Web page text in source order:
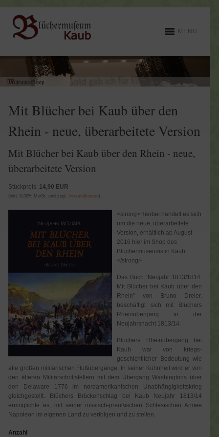
MENU
Mit Blücher bei Kaub über den
Rhein - neue, überarbeitete Version
Mit Blücher bei Kaub über den Rhein - neue,
überarbeitete Version
Stückpreis: 14,90 EUR
(inkl. 0,00% MwSt. und zzgl.Versandkosten)
<strong>Hierbei handelt es sich
um die neue, überarbeitete
Version, erhältlich ab August
2016 hier im Shop des
Blüchermuseums in Kaub.
</strong>
Das Buch “Neujahr 1813/1814:
Mit Blücher bei Kaub über den
Rhein” von Bruno Dreier,
beschäftigt sich mit Blüchers
Rheinübergang in der
Neujahrsnacht 1813/14.
Blüchers Rheinübergang bei
Kaub war von kriegs-
geschichtlicher Bedeutung wie
alle großen militärischen Flußübergänge. In seiner Kühnheit wird er von
den älteren Militärschriftstellern mit dem Übergang Washingtons über
den Delaware 1776 im nordamerikanischen Unabhängigkeitskrieg
gleichgestellt. Blüchers Brückenschlag bei Kaub Neujahr 1813/14
ermöglichte es, mit seiner russisch-preußischen Schlesischen Armee
Napoleon im eigenen Land zu verfolgen und zu stellen.
Anzahl